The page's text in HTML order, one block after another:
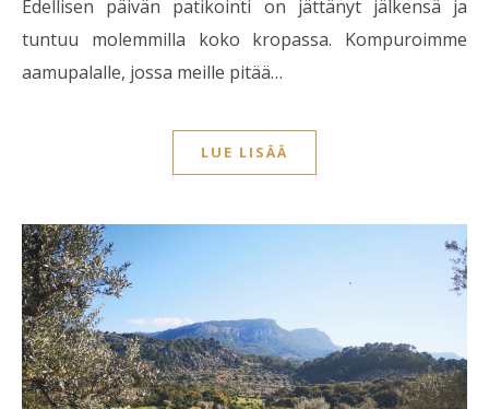
Edellisen päivän patikointi on jättänyt jälkensä ja
tuntuu molemmilla koko kropassa. Kompuroimme
aamupalalle, jossa meille pitää…
LUE LISÄÄ